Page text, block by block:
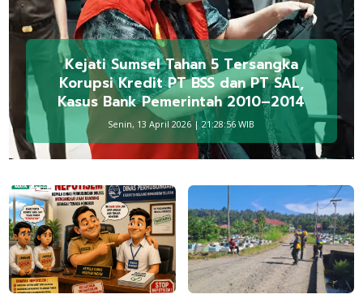
Kejati Sumsel Tahan 5 Tersangka
Korupsi Kredit PT BSS dan PT SAL,
Kasus Bank Pemerintah 2010–2014
Senin, 13 April 2026 | 21:28:56 WIB